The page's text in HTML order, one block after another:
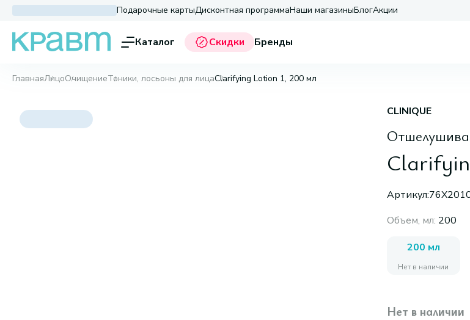
Подарочные картыДисконтная программаНаши магазиныБлогАкции
Каталог Скидки Бренды
ГлавнаяЛицоОчищениеТоники, лосьоны для лицаClarifying Lotion 1, 200 мл
CLINIQUE
Артикул:
Объем, мл: 200
200 мл
Нет в наличии
Нет в наличии